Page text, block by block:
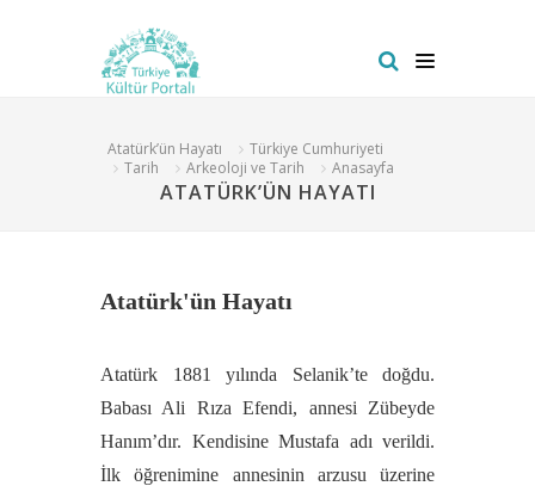
Atatürk’ün Hayatı
Türkiye Cumhuriyeti
Tarih
Arkeoloji ve Tarih Anasayfa
ATATÜRK’ÜN HAYATI
Atatürk'ün Hayatı
Atatürk 1881 yılında Selanik’te doğdu.
Babası Ali Rıza Efendi, annesi Zübeyde
Hanım’dır. Kendisine Mustafa adı verildi.
İlk öğrenimine annesinin arzusu üzerine